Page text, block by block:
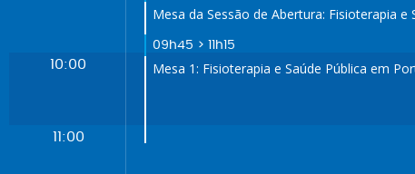
10:00
11:00
Mesa da Sessão de Abertura: Fisioterapia e
09h45 > 11h15
Mesa 1: Fisioterapia e Saúde Pública em